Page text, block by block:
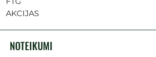
AKCIJAS
NOTEIKUMI